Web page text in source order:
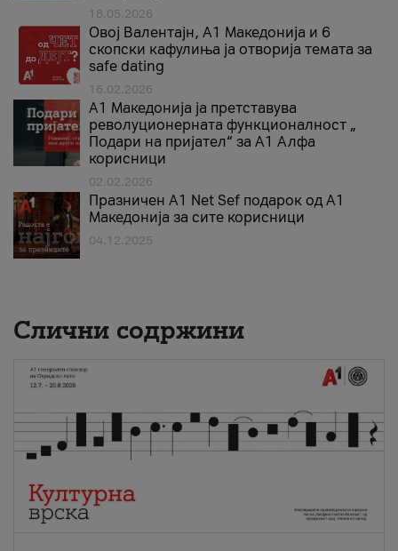
18.05.2026
Овој Валентајн, A1 Македонија и 6
скопски кафулиња ја отворија темата за
safe dating
16.02.2026
А1 Македонија ја претставува
револуционерната функционалност „
Подари на пријател“ за А1 Алфа
корисници
02.02.2026
Празничен A1 Net Sеf подарок од А1
Македонија за сите корисници
04.12.2025
Слични содржини